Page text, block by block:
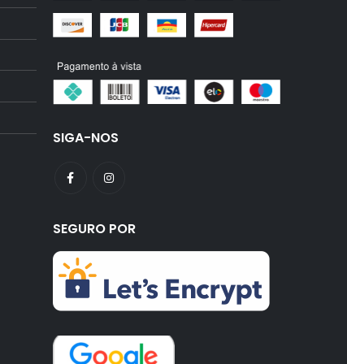
SIGA-NOS
SEGURO POR